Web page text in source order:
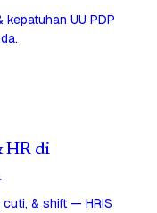
kepatuhan UU PDP
HR di
& shift — HRIS